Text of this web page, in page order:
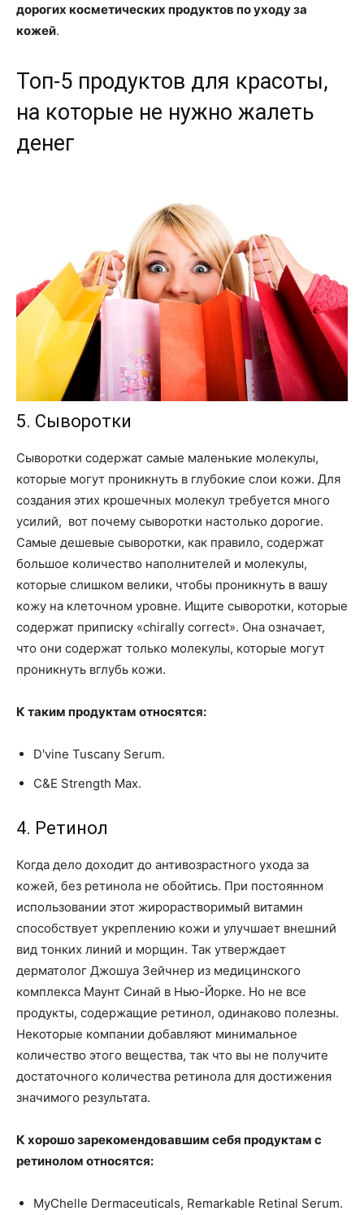
дорогих косметических продуктов по уходу за
кожей.
Топ-5 продуктов для красоты,
на которые не нужно жалеть
денег
5. Сыворотки
Сыворотки содержат самые маленькие молекулы,
которые могут проникнуть в глубокие слои кожи. Для
создания этих крошечных молекул требуется много
усилий, вот почему сыворотки настолько дорогие.
Самые дешевые сыворотки, как правило, содержат
большое количество наполнителей и молекулы,
которые слишком велики, чтобы проникнуть в вашу
кожу на клеточном уровне. Ищите сыворотки, которые
содержат приписку «chirally correct». Она означает,
что они содержат только молекулы, которые могут
проникнуть вглубь кожи.
К таким продуктам относятся:
D'vine Tuscany Serum.
C&E Strength Max.
4. Ретинол
Когда дело доходит до антивозрастного ухода за
кожей, без ретинола не обойтись. При постоянном
использовании этот жирорастворимый витамин
способствует укреплению кожи и улучшает внешний
вид тонких линий и морщин. Так утверждает
дерматолог Джошуа Зейчнер из медицинского
комплекса Маунт Синай в Нью-Йорке. Но не все
продукты, содержащие ретинол, одинаково полезны.
Некоторые компании добавляют минимальное
количество этого вещества, так что вы не получите
достаточного количества ретинола для достижения
значимого результата.
К хорошо зарекомендовавшим себя продуктам с
ретинолом относятся:
MyChelle Dermaceuticals, Remarkable Retinal Serum.